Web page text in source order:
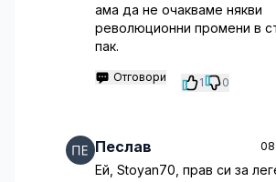
ама да не очакваме някви
революционни промени в
пак.
Отговори 1 0
Песлав
Ей, Stoyan70, прав си за